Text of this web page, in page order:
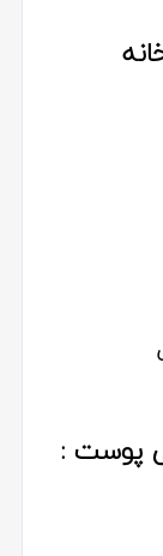
پوست :